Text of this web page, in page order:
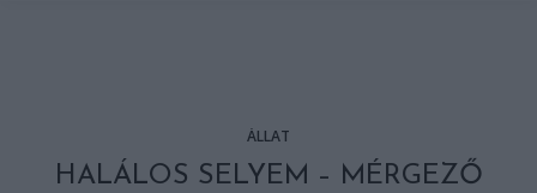
ÁLLAT
HALÁLOS SELYEM – MÉRGEZŐ